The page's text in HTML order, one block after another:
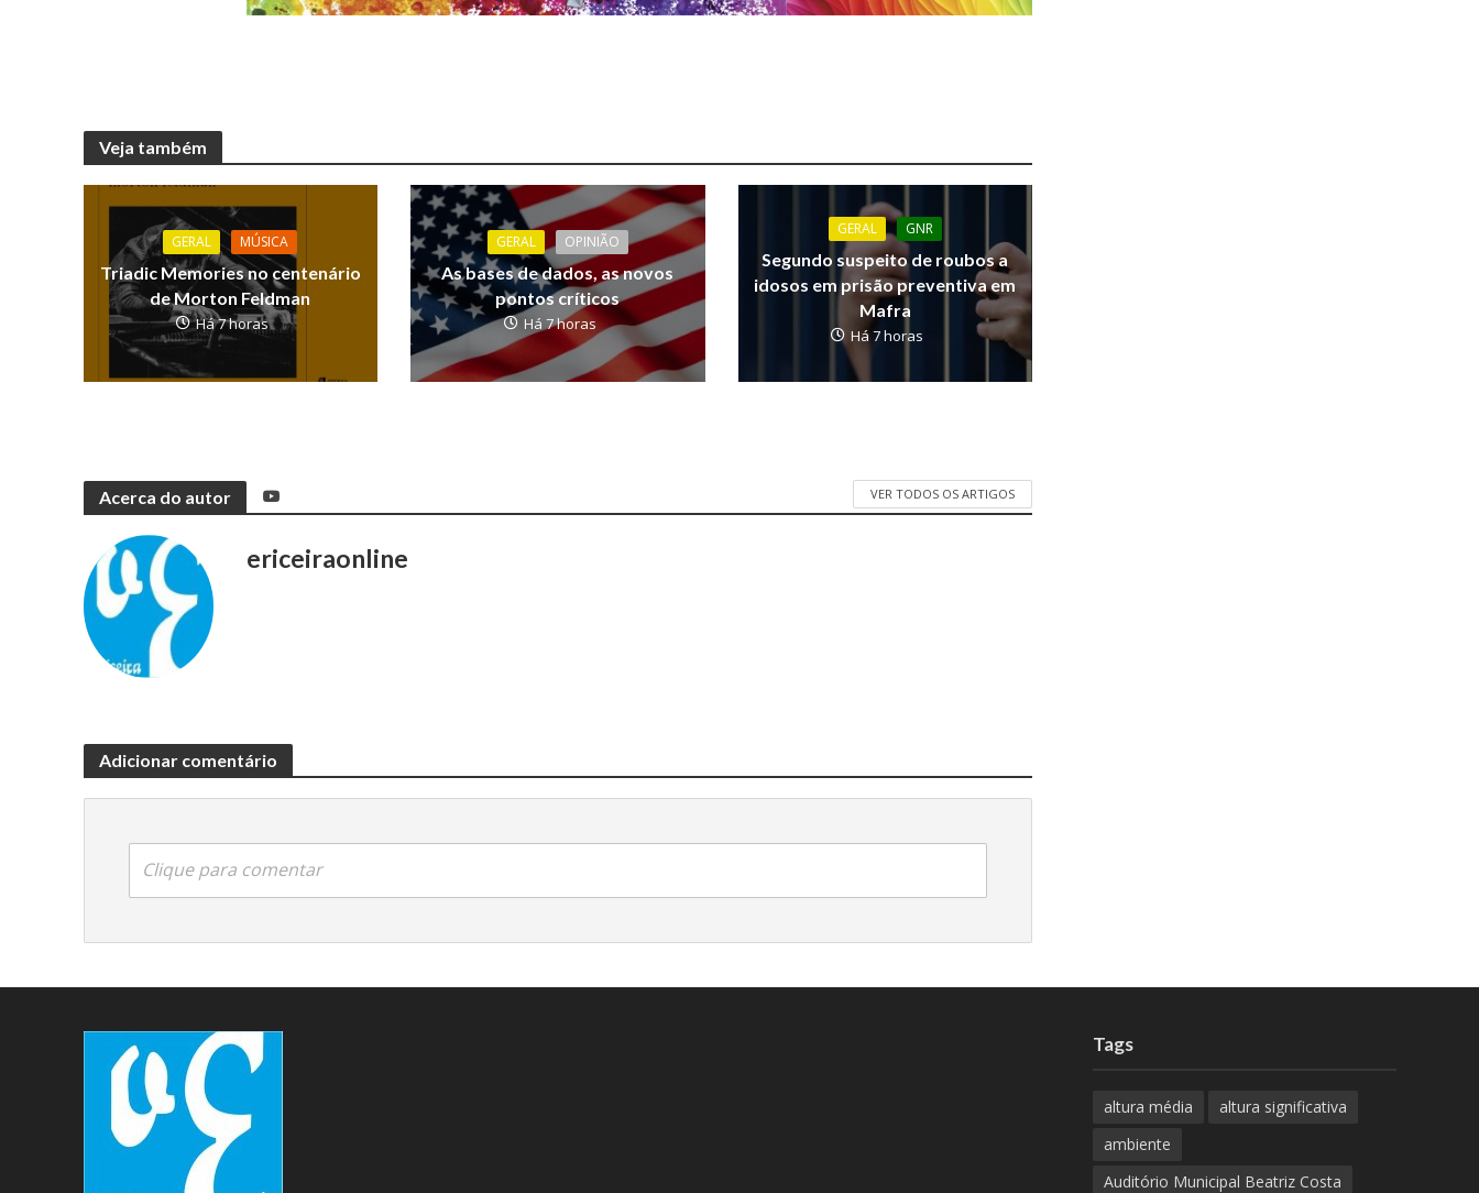
Veja também
GERAL MÚSICA
Triadic Memories no centenário
de Morton Feldman
Há 7 horas
GERAL OPINIÃO
As bases de dados, as novos
pontos críticos
Há 7 horas
GERAL GNR
Segundo suspeito de roubos a
idosos em prisão preventiva em
Mafra
Há 7 horas
Acerca do autor VER TODOS OS ARTIGOS
ericeiraonline
Adicionar comentário
Clique para comentar
Tags
altura média
altura significativa
ambiente
Auditório Municipal Beatriz Costa